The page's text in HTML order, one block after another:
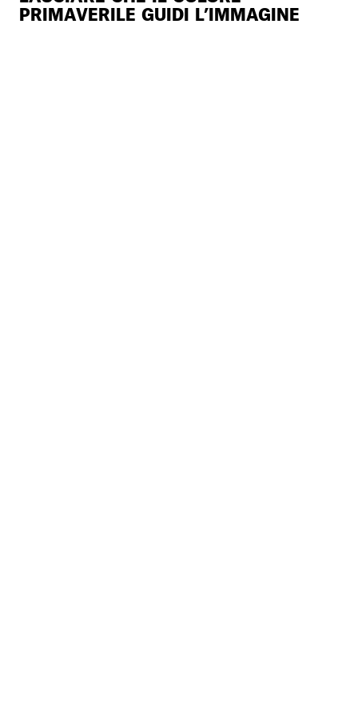
PRIMAVERILE GUIDI L’IMMAGINE